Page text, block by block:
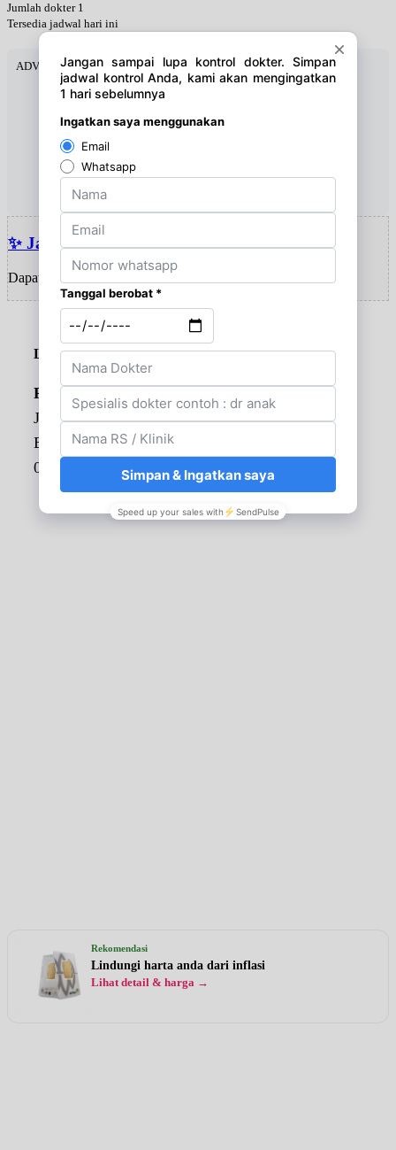
Jumlah dokter 1
Tersedia jadwal hari ini
ADVERTISEMENT
✨ Jawal dokter hari ini
Dapatkan update jadwal harian!
Lokasi Rumah Sakit
Primaya Hospital Bekasi Timur
Jl. H.M. Joyomartono, RT.03/RW.21, Margahayu
Bekasi Timur
021 8267 9999Lihat di peta
Rekomendasi
Lindungi harta anda dari inflasi
Lihat detail & harga →